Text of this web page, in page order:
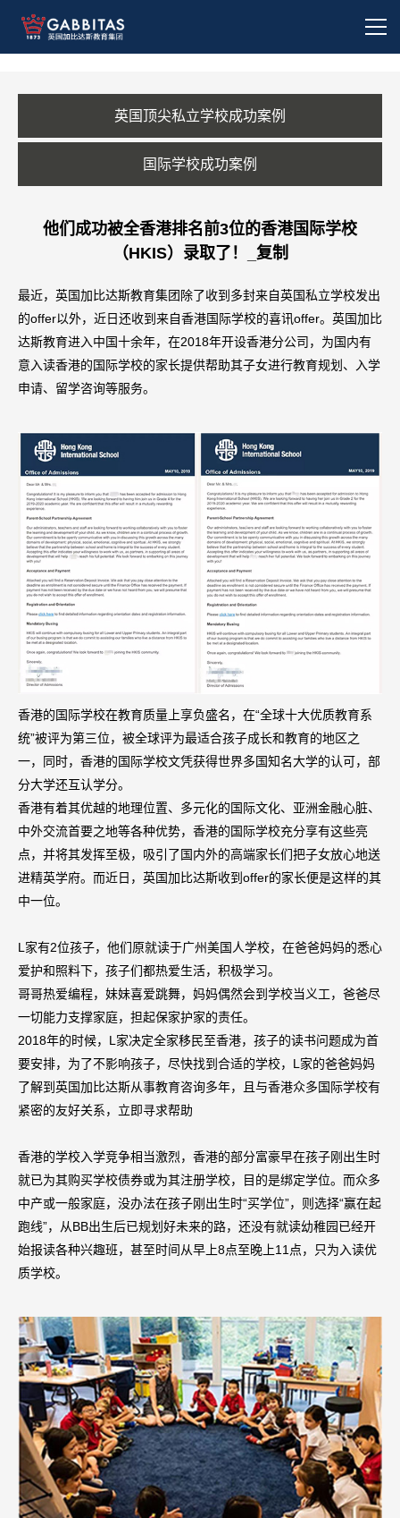
英国顶尖私立学校成功案例
国际学校成功案例
他们成功被全香港排名前3位的香港国际学校
（HKIS）录取了！_复制
最近，英国加比达斯教育集团除了收到多封来自英国私立学校发出
的offer以外，近日还收到来自香港国际学校的喜讯offer。英国加比
达斯教育进入中国十余年，在2018年开设香港分公司，为国内有
意入读香港的国际学校的家长提供帮助其子女进行教育规划、入学
申请、留学咨询等服务。
香港的国际学校在教育质量上享负盛名，在“全球十大优质教育系
统”被评为第三位，被全球评为最适合孩子成长和教育的地区之
一，同时，香港的国际学校文凭获得世界多国知名大学的认可，部
分大学还互认学分。
香港有着其优越的地理位置、多元化的国际文化、亚洲金融心脏、
中外交流首要之地等各种优势，香港的国际学校充分享有这些亮
点，并将其发挥至极，吸引了国内外的高端家长们把子女放心地送
进精英学府。而近日，英国加比达斯收到offer的家长便是这样的其
中一位。
L家有2位孩子，他们原就读于广州美国人学校，在爸爸妈妈的悉心
爱护和照料下，孩子们都热爱生活，积极学习。
哥哥热爱编程，妹妹喜爱跳舞，妈妈偶然会到学校当义工，爸爸尽
一切能力支撑家庭，担起保家护家的责任。
2018年的时候，L家决定全家移民至香港，孩子的读书问题成为首
要安排，为了不影响孩子，尽快找到合适的学校，L家的爸爸妈妈
了解到英国加比达斯从事教育咨询多年，且与香港众多国际学校有
紧密的友好关系，立即寻求帮助
香港的学校入学竞争相当激烈，香港的部分富豪早在孩子刚出生时
就已为其购买学校债券或为其注册学校，目的是绑定学位。而众多
中产或一般家庭，没办法在孩子刚出生时“买学位”，则选择“赢在起
跑线”，从BB出生后已规划好未来的路，还没有就读幼稚园已经开
始报读各种兴趣班，甚至时间从早上8点至晚上11点，只为入读优
质学校。